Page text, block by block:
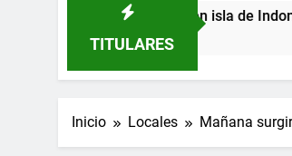
TITULARES
por catástrofe en isla de Indonesia
Inicio Locales Mañana